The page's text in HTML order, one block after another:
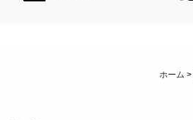
ホーム >